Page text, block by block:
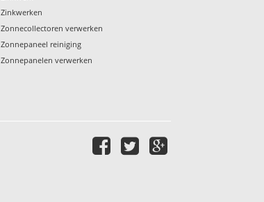
Zinkwerken
Zonnecollectoren verwerken
Zonnepaneel reiniging
Zonnepanelen verwerken